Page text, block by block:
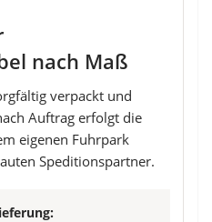
nach Maß
verpackt und
Auftrag erfolgt die
eigenen Fuhrpark
Speditionspartner.